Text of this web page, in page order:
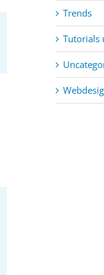
Trends
Tutorials